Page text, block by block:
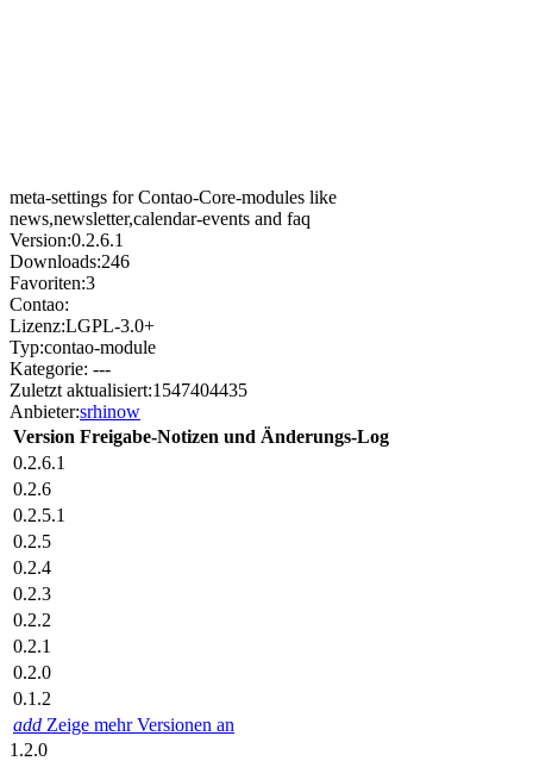
meta-settings for Contao-Core-modules like
news,newsletter,calendar-events and faq
Version:0.2.6.1
Downloads:246
Favoriten:3
Contao:
Lizenz:LGPL-3.0+
Typ:contao-module
Kategorie: ---
Zuletzt aktualisiert:1547404435
Anbieter:srhinow
Version Freigabe-Notizen und Änderungs-Log
0.2.6.1
0.2.6
0.2.5.1
0.2.5
0.2.4
0.2.3
0.2.2
0.2.1
0.2.0
0.1.2
add Zeige mehr Versionen an
1.2.0